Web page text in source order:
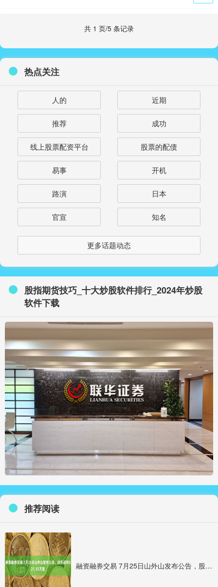
共 1 页/5 条记录
热点关注
人的 近期
推荐 成功
线上股票配资平台 股票的配债
易事 开机
路演 日本
官宣 知名
更多话题动态
股指期货技巧_十大炒股软件排行_2024年炒股
软件下载
推荐阅读
融资融券交易 7月25日山外山发布公告，股东减持321.32万股